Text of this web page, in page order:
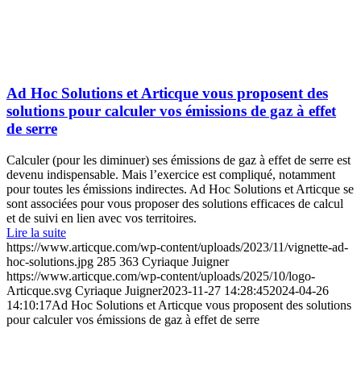
Ad Hoc Solutions et Articque vous proposent des
solutions pour calculer vos émissions de gaz à effet
de serre
Calculer (pour les diminuer) ses émissions de gaz à effet de serre est
devenu indispensable. Mais l’exercice est compliqué, notamment
pour toutes les émissions indirectes. Ad Hoc Solutions et Articque se
sont associées pour vous proposer des solutions efficaces de calcul
et de suivi en lien avec vos territoires.
Lire la suite
https://www.articque.com/wp-content/uploads/2023/11/vignette-ad-
hoc-solutions.jpg 285 363 Cyriaque Juigner
https://www.articque.com/wp-content/uploads/2025/10/logo-
Articque.svg Cyriaque Juigner2023-11-27 14:28:452024-04-26
14:10:17Ad Hoc Solutions et Articque vous proposent des solutions
pour calculer vos émissions de gaz à effet de serre